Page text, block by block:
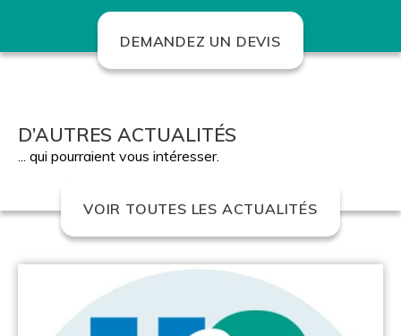
DEMANDEZ UN DEVIS
D’AUTRES ACTUALITÉS
... qui pourraient vous intéresser.
VOIR TOUTES LES ACTUALITÉS